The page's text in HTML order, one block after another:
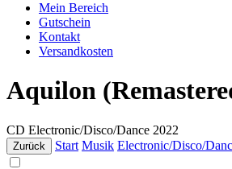
Mein Bereich
Gutschein
Kontakt
Versandkosten
Aquilon
CD Electronic/Disco/Dance 2022
Zurück Start Musik Electronic/Disco/